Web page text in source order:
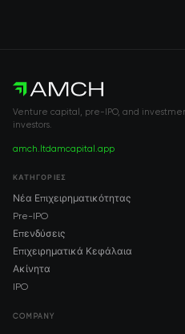
Venture capital, pre-IPO, and
investors.
amch.ltdamcapital.app
ΚΑΤΗΓΟΡΊΕΣ
Νέα Επιχειρηματικότητας
Pre-IPO
Επενδύσεις
Επιχειρηματικά Κεφάλαια
Ακίνητα
IPO
COMPANY